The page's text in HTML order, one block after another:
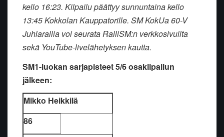
kello 16:23. Kilpailu päättyy sunnuntaina kello
13:45 Kokkolan Kauppatorille. SM KokUa 60-V
Juhlarallia voi seurata RalliSM:n verkkosivuilta
sekä YouTube-livelähetyksen kautta.
SM1-luokan sarjapisteet 5/6 osakilpailun
jälkeen:
Mikko Heikkilä
86